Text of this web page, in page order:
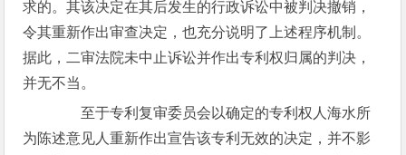
求的。其该决定在其后发生的行政诉讼中被判决撤销，
令其重新作出审查决定，也充分说明了上述程序机制。
据此，二审法院未中止诉讼并作出专利权归属的判决，
并无不当。
至于专利复审委员会以确定的专利权人海水所
为陈述意见人重新作出宣告该专利无效的决定，并不影